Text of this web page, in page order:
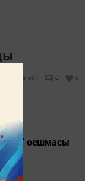
664 0 0
оешмасы